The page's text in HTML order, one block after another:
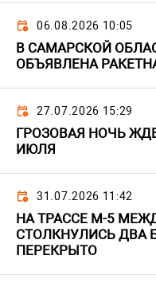
06.08.2026 10:05
В САМАРСКОЙ
ОБЪЯВЛЕНА
27.07.2026 15:29
ГРОЗОВАЯ НОЧЬ
ИЮЛЯ
31.07.2026 11:42
НА ТРАССЕ М-5
СТОЛКНУЛИСЬ ДВА
ПЕРЕКРЫТО